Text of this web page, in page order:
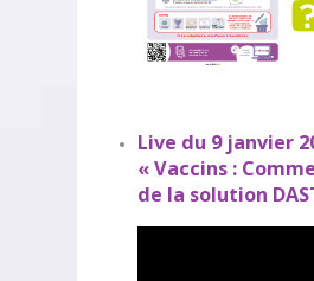
Live du 9 janvier
« Vaccins :
de la solution